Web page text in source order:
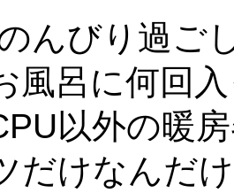
んびり過ご
風呂に何回
以外の暖
だけなんだ